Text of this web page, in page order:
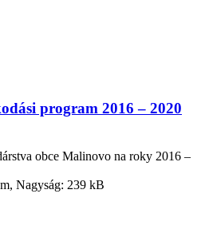
program 2016 – 2020
obce Malinovo na roky 2016 –
Nagyság: 239 kB